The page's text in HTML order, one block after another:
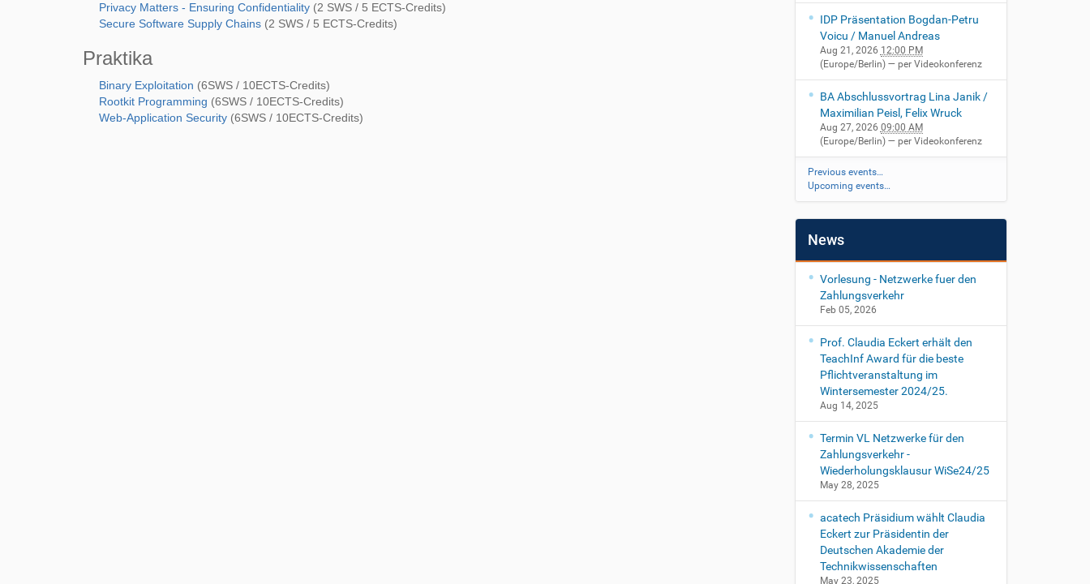
Privacy Matters - Ensuring Confidentiality (2 SWS / 5 ECTS-Credits)
Secure Software Supply Chains (2 SWS / 5 ECTS-Credits)
Praktika
Binary Exploitation (6SWS / 10ECTS-Credits)
Rootkit Programming (6SWS / 10ECTS-Credits)
Web-Application Security (6SWS / 10ECTS-Credits)
IDP Präsentation Bogdan-Petru
Voicu / Manuel Andreas
Aug 21, 2026 12:00 PM
(Europe/Berlin) — per Videokonferenz
BA Abschlussvortrag Lina Janik /
Maximilian Peisl, Felix Wruck
Aug 27, 2026 09:00 AM
(Europe/Berlin) — per Videokonferenz
Previous events…
Upcoming events…
News
Vorlesung - Netzwerke fuer den
Zahlungsverkehr
Feb 05, 2026
Prof. Claudia Eckert erhält den
TeachInf Award für die beste
Pflichtveranstaltung im
Wintersemester 2024/25.
Aug 14, 2025
Termin VL Netzwerke für den
Zahlungsverkehr -
Wiederholungsklausur WiSe24/25
May 28, 2025
acatech Präsidium wählt Claudia
Eckert zur Präsidentin der
Deutschen Akademie der
Technikwissenschaften
May 23, 2025